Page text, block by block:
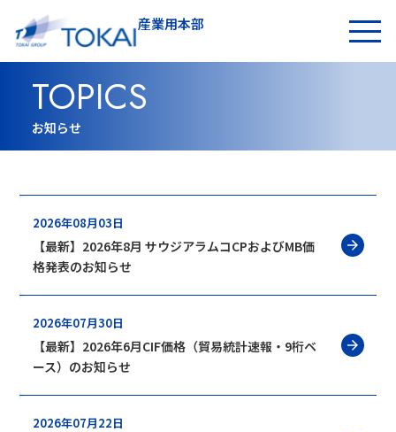
産業用本部
お問い合わせ
TOPICS
お知らせ
2026年08月03日
【最新】2026年8月 サウジアラムコCPおよびMB価
格発表のお知らせ
2026年07月30日
【最新】2026年6月CIF価格（貿易統計速報・9桁ベ
ース）のお知らせ
2026年07月22日